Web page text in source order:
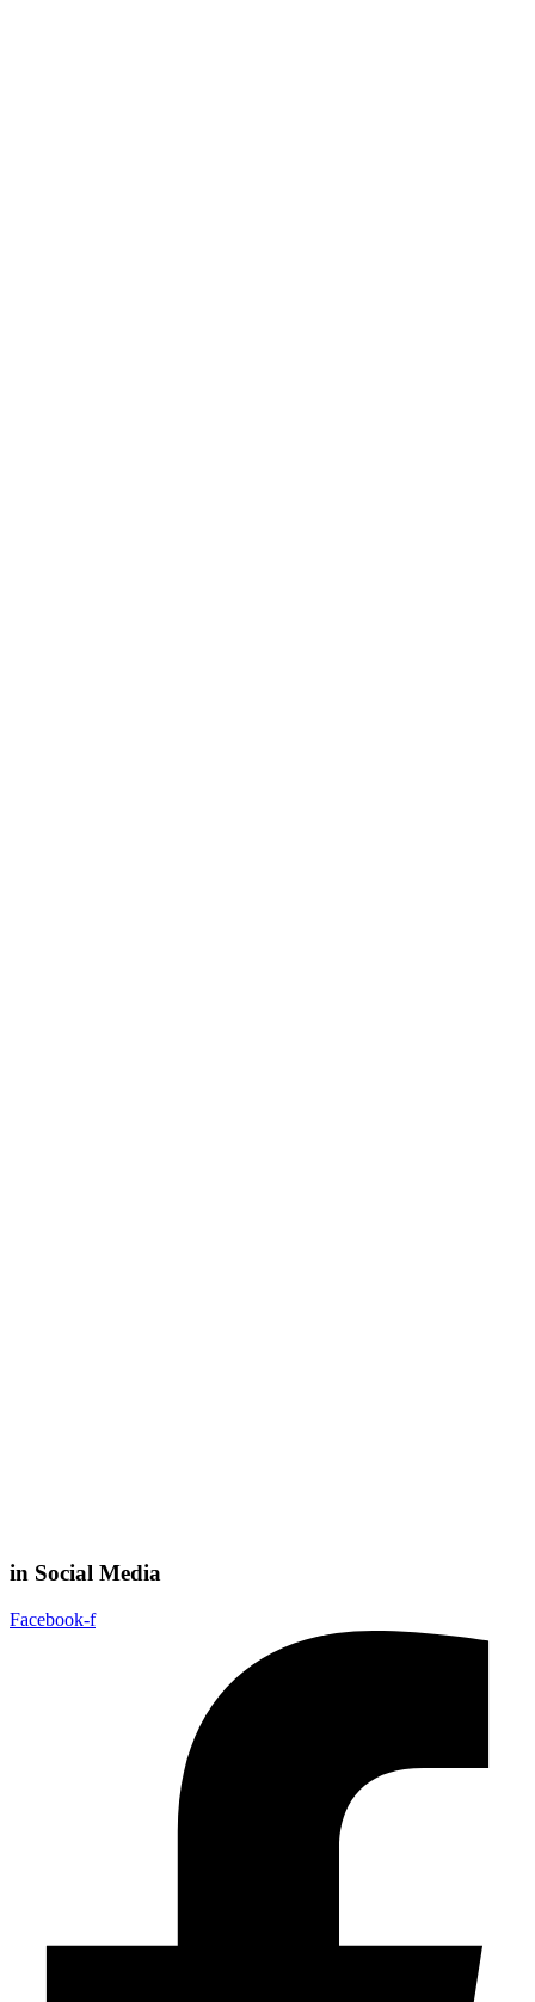
in Social Media
Facebook-f